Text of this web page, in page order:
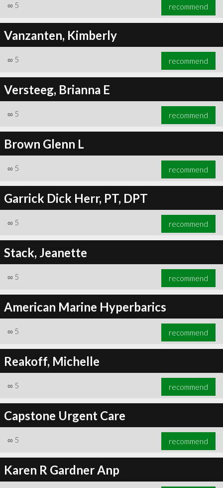
∞ 5 recommend
Vanzanten, Kimberly
∞ 5 recommend
Versteeg, Brianna E
∞ 5 recommend
Brown Glenn L
∞ 5 recommend
Garrick Dick Herr, PT, DPT
∞ 5 recommend
Stack, Jeanette
∞ 5 recommend
American Marine Hyperbarics
∞ 5 recommend
Reakoff, Michelle
∞ 5 recommend
Capstone Urgent Care
∞ 5 recommend
Karen R Gardner Anp